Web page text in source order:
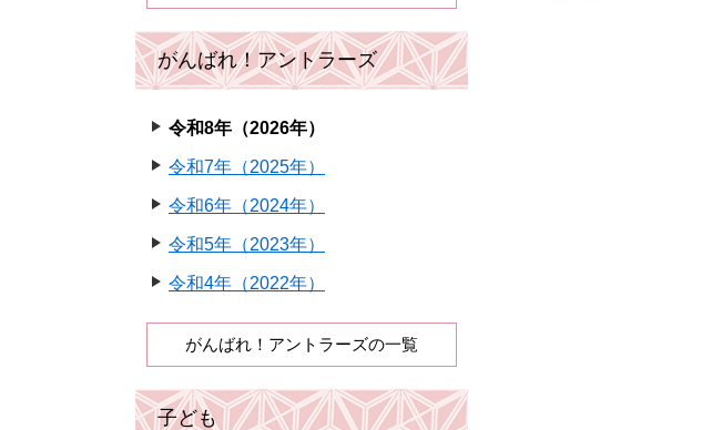
がんばれ！アントラーズ
令和8年（2026年）
令和7年（2025年）
令和6年（2024年）
令和5年（2023年）
令和4年（2022年）
がんばれ！アントラーズの一覧
子ども